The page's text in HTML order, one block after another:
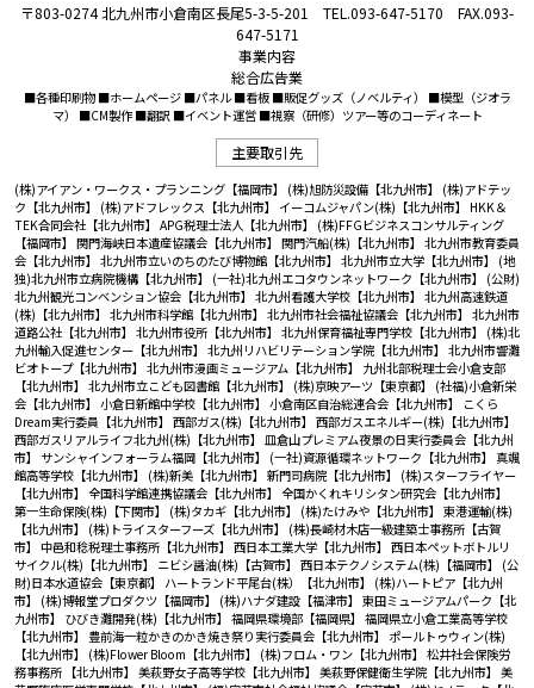
〒803-0274 北九州市小倉南区長尾5-3-5-201 TEL.093-647-5170 FAX.093-
647-5171
事業内容
総合広告業
■各種印刷物 ■ホームページ ■パネル ■看板 ■販促グッズ（ノベルティ） ■模型（ジオラ
マ） ■CM製作 ■翻訳 ■イベント運営 ■視察（研修）ツアー等のコーディネート
主要取引先
(株)アイアン・ワークス・プランニング【福岡市】 (株)旭防災設備【北九州市】 (株)アドテッ
ク【北九州市】 (株)アドフレックス【北九州市】 イーコムジャパン(株)【北九州市】 HKK＆
TEK合同会社【北九州市】 APG税理士法人【北九州市】 (株)FFGビジネスコンサルティング
【福岡市】 関門海峡日本遺産協議会【北九州市】 関門汽船(株)【北九州市】 北九州市教育委員
会【北九州市】 北九州市立いのちのたび博物館【北九州市】 北九州市立大学【北九州市】 (地
独)北九州市立病院機構【北九州市】 (一社)北九州エコタウンネットワーク【北九州市】 (公財)
北九州観光コンベンション協会【北九州市】 北九州看護大学校【北九州市】 北九州高速鉄道
(株)【北九州市】 北九州市科学館【北九州市】 北九州市社会福祉協議会【北九州市】 北九州市
道路公社【北九州市】 北九州市役所【北九州市】 北九州保育福祉専門学校【北九州市】 (株)北
九州輸入促進センター【北九州市】 北九州リハビリテーション学院【北九州市】 北九州市響灘
ビオトープ【北九州市】 北九州市漫画ミュージアム【北九州市】 九州北部税理士会小倉支部
【北九州市】 北九州市立こども図書館【北九州市】 (株)京映アーツ【東京都】 (社福)小倉新栄
会【北九州市】 小倉日新館中学校【北九州市】 小倉南区自治総連合会【北九州市】
こくら
Dream実行委員【北九州市】 西部ガス(株)【北九州市】 西部ガスエネルギー(株)【北九州市】
西部ガスリアルライフ北九州(株)【北九州市】 皿倉山プレミアム夜景の日実行委員会【北九州
市】 サンシャインフォーラム福岡【北九州市】 (一社)資源循環ネットワーク【北九州市】 真颯
館高等学校【北九州市】 (株)新美【北九州市】 新門司病院【北九州市】 (株)スターフライヤー
【北九州市】 全国科学館連携協議会【北九州市】 全国かくれキリシタン研究会【北九州市】
第一生命保険(株)【下関市】 (株)タカギ【北九州市】 (株)たけみや【北九州市】 東港運輸(株)
【北九州市】 (株)トライスターフーズ【北九州市】 (株)長崎材木店一級建築士事務所【古賀
市】 中邑和稔税理士事務所【北九州市】 西日本工業大学【北九州市】 西日本ペットボトルリ
サイクル(株)【北九州市】 ニビシ醤油(株)【古賀市】 西日本テクノシステム(株)【福岡市】 (公
財)日本水道協会【東京都】 ハートランド平尾台(株）【北九州市】 (株)ハートピア【北九州
市】 (株)博報堂プロダクツ【福岡市】 (株)ハナダ建設【福津市】 東田ミュージアムパーク【北
九州市】 ひびき灘開発(株)【北九州市】 福岡県環境部【福岡県】 福岡県立小倉工業高等学校
【北九州市】 豊前海一粒かきのかき焼き祭り実行委員会【北九州市】 ポールトゥウィン(株)
【北九州市】 (株)Flower Bloom【北九州市】 (株)フロム・ワン【北九州市】 松井社会保険労
務事務所 【北九州市】 美萩野女子高等学校【北九州市】 美萩野保健衛生学院【北九州市】 美